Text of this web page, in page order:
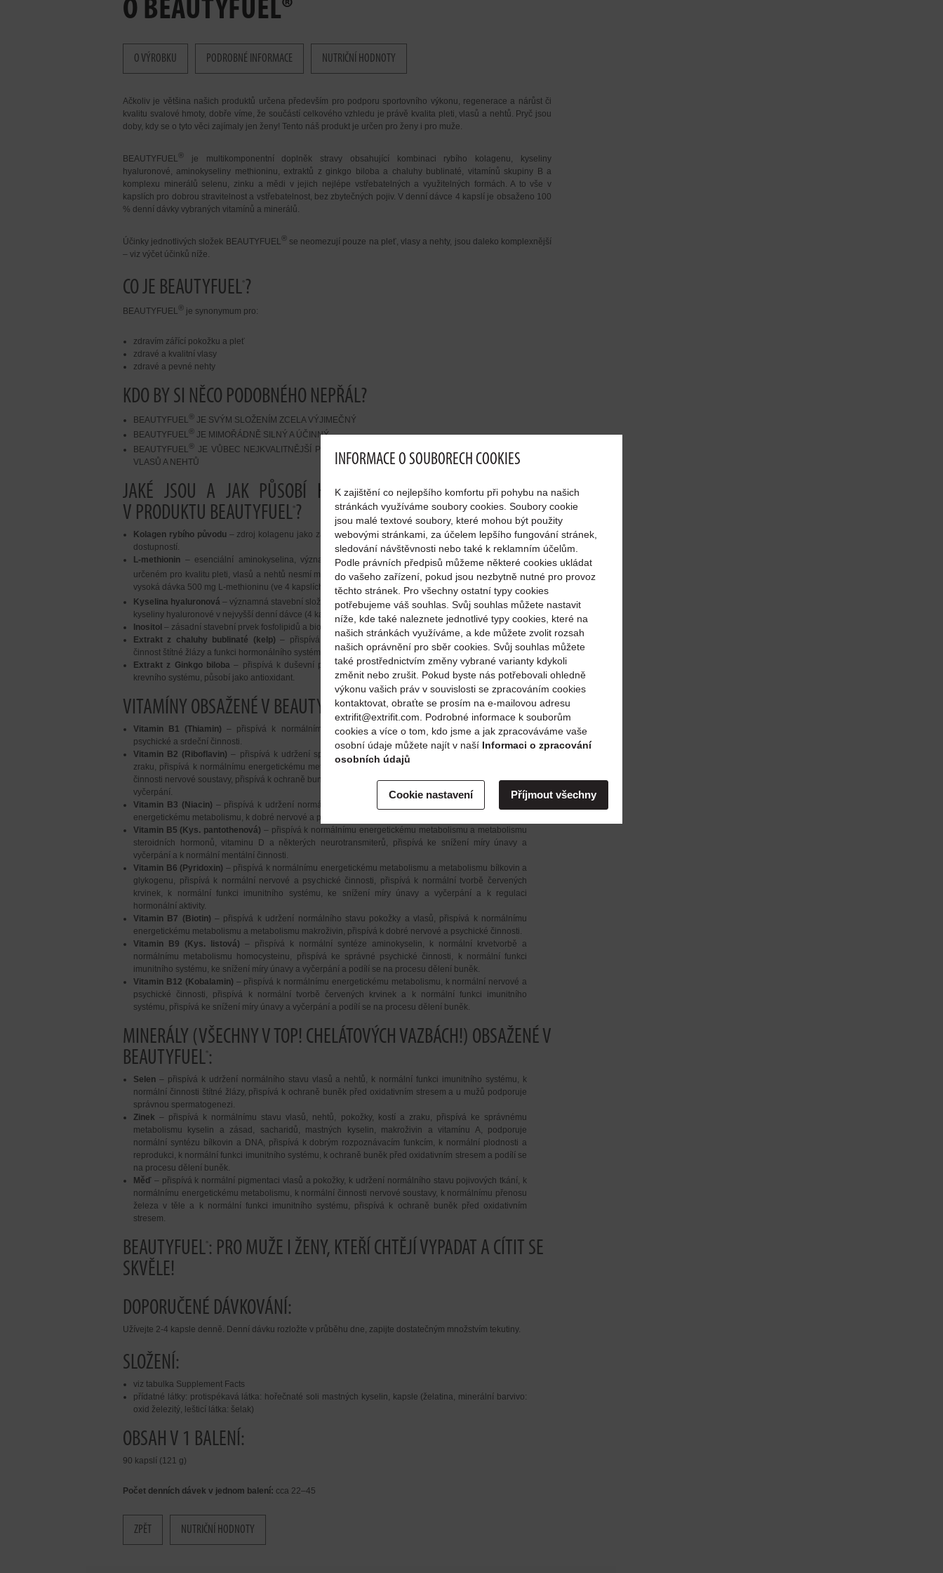
O BEAUTYFUEL®
O VÝROBKU PODROBNÉ INFORMACE NUTRIČNÍ HODNOTY
Ačkoliv je většina našich produktů určena především pro podporu sportovního výkonu, regenerace a nárůst či
kvalitu svalové hmoty, dobře víme, že součástí celkového vzhledu je právě kvalita pleti, vlasů a nehtů. Pryč jsou
doby, kdy se o tyto věci zajímaly jen ženy! Tento náš produkt je určen pro ženy i pro muže.
BEAUTYFUEL® je multikomponentní doplněk stravy obsahující kombinaci rybího kolagenu, kyseliny
hyaluronové, aminokyseliny methioninu, extraktů z ginkgo biloba a chaluhy bublinaté, vitamínů skupiny B a
komplexu minerálů selenu, zinku a mědi v jejich nejlépe vstřebatelných a využitelných formách. A to vše v
kapslích pro dobrou stravitelnost a vstřebatelnost, bez zbytečných pojiv. V denní dávce 4 kapslí je obsaženo 100
% denní dávky vybraných vitamínů a minerálů.
Účinky jednotlivých složek BEAUTYFUEL® se neomezují pouze na pleť, vlasy a nehty, jsou daleko komplexnější
– viz výčet účinků níže.
CO JE BEAUTYFUEL ?
BEAUTYFUEL® je synonymum pro:
zdravím zářící pokožku a pleť
zdravé a kvalitní vlasy
zdravé a pevné nehty
KDO BY SI NĚCO PODOBNÉHO NEPŘÁL?
BEAUTYFUEL® JE SVÝM SLOŽENÍM ZCELA VÝJIMEČNÝ
BEAUTYFUEL® JE MIMOŘÁDNĚ SILNÝ A ÚČINNÝ
BEAUTYFUEL® JE VŮBEC NEJKVALITNĚJŠÍ PRODUKT, URČENÝ PRO KVALITU A ZDRAVÍ PLETI,
VLASŮ A NEHTŮ
JAKÉ JSOU A JAK PŮSOBÍ HLAVNÍ ÚČINNÉ LÁTKY OBSAŽENÉ
V PRODUKTU BEAUTYFUEL ?
Kolagen rybího původu– zdroj kolagenu jako základní složky pojivových tkání s vysokou biologickou
dostupností.
L-methionin – esenciální aminokyselina, významná pro řadu procesů v lidském těle. V produktu
určeném pro kvalitu pleti, vlasů a nehtů nesmí methionin nikdy chybět! V BEAUTYFUEL
je obsažena
vysoká dávka 500 mg L-methioninu (ve 4 kapslích)!
Kyselina hyaluronová – významná stavební složka pojivové tkáně. V BEAUTYFUEL®
je celých 200 mg
kyseliny hyaluronové v nejvyšší denní dávce (4 kapsle)!
Inositol – zásadní stavební prvek fosfolipidů a biomolekul v lidském těle.
Extrakt z chaluhy bublinaté (kelp) – přispívá ke kontrole tělesné hmotnosti, podporuje normální
činnost štítné žlázy a funkci hormonálního systému.
Extrakt z Ginkgo biloba– přispívá k duševní pohodě, podporuje kognitivní funkce a mikrocirkulaci
krevního systému, působí jako antioxidant.
VITAMÍNY OBSAŽENÉ V BEAUTYFUEL®:
Vitamin B1 (Thiamin) – přispívá k normálnímu energetickému metabolismu a k dobré nervové,
psychické a srdeční činnosti.
Vitamin B2 (Riboflavin) – přispívá k udržení správného stavu sliznic, pokožky, červených krvinek a
zraku, přispívá k normálnímu energetickému metabolismu a metabolismu železa, přispívá ke správné
činnosti nervové soustavy, přispívá k ochraně buněk před oxidativním stresem a ke snížení míry únavy a
vyčerpání.
Vitamin B3 (Niacin) – přispívá k udržení normálního stavu sliznic a pokožky, přispívá k normálnímu
energetickému metabolismu, k dobré nervové a psychické činnosti a ke snížení míry únavy a vyčerpání.
Vitamin B5 (Kys. pantothenová) – přispívá k normálnímu energetickému metabolismu a metabolismu
steroidních hormonů, vitaminu D a některých neurotransmiterů, přispívá ke snížení míry únavy a
vyčerpání a k normální mentální činnosti.
Vitamin B6 (Pyridoxin) – přispívá k normálnímu energetickému metabolismu a metabolismu bílkovin a
glykogenu, přispívá k normální nervové a psychické činnosti, přispívá k normální tvorbě červených
krvinek, k normální funkci imunitního systému, ke snížení míry únavy a vyčerpání a k regulaci
hormonální aktivity.
Vitamin B7 (Biotin) – přispívá k udržení normálního stavu pokožky a vlasů, přispívá k normálnímu
energetickému metabolismu a metabolismu makroživin, přispívá k dobré nervové a psychické činnosti.
Vitamin B9 (Kys. listová) – přispívá k normální syntéze aminokyselin, k normální krvetvorbě a
normálnímu metabolismu homocysteinu, přispívá ke správné psychické činnosti, k normální funkci
imunitního systému, ke snížení míry únavy a vyčerpání a podílí se na procesu dělení buněk.
Vitamin B12 (Kobalamin) – přispívá k normálnímu energetickému metabolismu, k normální nervové a
psychické činnosti, přispívá k normální tvorbě červených krvinek a k normální funkci imunitního
systému, přispívá ke snížení míry únavy a vyčerpání a podílí se na procesu dělení buněk.
MINERÁLY (VŠECHNY V TOP! CHELÁTOVÝCH VAZBÁCH!) OBSAŽENÉ V
BEAUTYFUEL:
Selen – přispívá k udržení normálního stavu vlasů a nehtů, k normální funkci imunitního systému, k
normální činnosti štítné žlázy, přispívá k ochraně buněk před oxidativním stresem a u mužů podporuje
správnou spermatogenezi.
Zinek – přispívá k normálnímu stavu vlasů, nehtů, pokožky, kostí a zraku, přispívá ke správnému
metabolismu kyselin a zásad, sacharidů, mastných kyselin, makroživin a vitamínu A, podporuje
normální syntézu bílkovin a DNA, přispívá k dobrým rozpoznávacím funkcím, k normální plodnosti a
reprodukci, k normální funkci imunitního systému, k ochraně buněk před oxidativním stresem a podílí se
na procesu dělení buněk.
Měď – přispívá k normální pigmentaci vlasů a pokožky, k udržení normálního stavu pojivových tkání, k
normálnímu energetickému metabolismu, k normální činnosti nervové soustavy, k normálnímu přenosu
železa v těle a k normální funkci imunitního systému, přispívá k ochraně buněk před oxidativním
stresem.
BEAUTYFUEL: PRO MUŽE I ŽENY, KTEŘÍ CHTĚJÍ VYPADAT A CÍTIT SE
SKVĚLE!
DOPORUČENÉ DÁVKOVÁNÍ:
Užívejte 2-4 kapsle denně. Denní dávku rozložte v průběhu dne, zapijte dostatečným množstvím tekutiny.
SLOŽENÍ:
viz tabulka Supplement Facts
přídatné látky: protispékavá látka: hořečnaté soli mastných kyselin, kapsle (želatina, minerální barvivo:
oxid železitý, lešticí látka: šelak)
OBSAH V 1 BALENÍ:
90 kapslí (121 g)
Počet denních dávek v jednom balení: cca 22–45
ZPĚT NUTRIČNÍ HODNOTY
INFORMACE O SOUBORECH COOKIES
K zajištění co nejlepšího komfortu při pohybu na našich
stránkách využíváme soubory cookies. Soubory cookie
jsou malé textové soubory, které mohou být použity
webovými stránkami, za účelem lepšího fungování stránek,
sledování návštěvnosti nebo také k reklamním účelům.
Podle právních předpisů můžeme některé cookies ukládat
do vašeho zařízení, pokud jsou nezbytně nutné pro provoz
těchto stránek. Pro všechny ostatní typy cookies
potřebujeme váš souhlas. Svůj souhlas můžete nastavit
níže, kde také naleznete jednotlivé typy cookies, které na
našich stránkách využíváme, a kde můžete zvolit rozsah
našich oprávnění pro sběr cookies. Svůj souhlas můžete
také prostřednictvím změny vybrané varianty kdykoli
změnit nebo zrušit. Pokud byste nás potřebovali ohledně
výkonu vašich práv v souvislosti se zpracováním cookies
kontaktovat, obraťte se prosím na e-mailovou adresu
extrifit@extrifit.com. Podrobné informace k souborům
cookies a více o tom, kdo jsme a jak zpracováváme vaše
osobní údaje můžete najít v naší Informaci o zpracování
osobních údajů
Cookie nastavení Příjmout všechny